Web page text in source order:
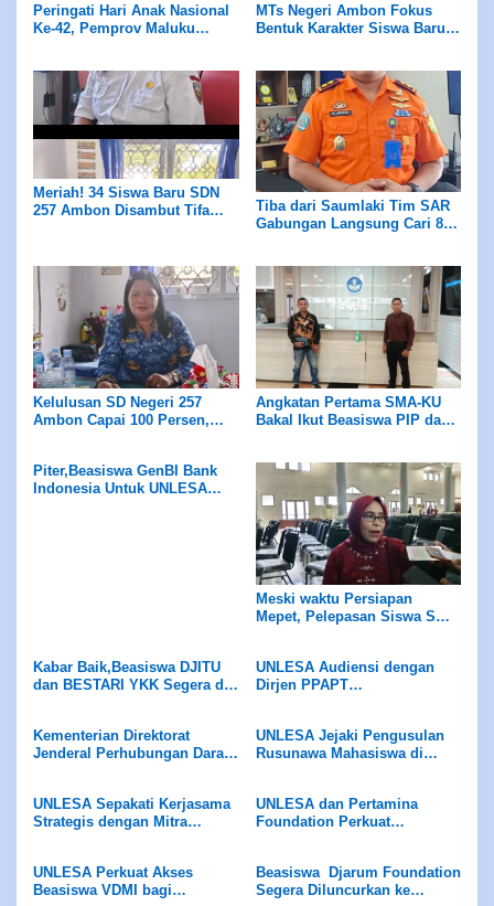
Peringati Hari Anak Nasional
Ke-42, Pemprov Maluku
MTs Negeri Ambon Fokus
Bentuk Karakter Siswa Baru
Meriah! 34 Siswa Baru SDN
257 Ambon Disambut Tifa
Tiba dari Saumlaki Tim SAR
Gabungan Langsung Cari 8
Kelulusan SD Negeri 257
Ambon Capai 100 Persen,
Angkatan Pertama SMA-KU
Bakal Ikut Beasiswa PIP dan
Piter,Beasiswa GenBI Bank
Indonesia Untuk UNLESA
Meski waktu Persiapan
Mepet, Pelepasan Siswa SMA
Kabar Baik,Beasiswa DJITU
dan BESTARI YKK Segera di
UNLESA Audiensi dengan
Dirjen PPAPT
Kuliah
Kementerian Direktorat
Jenderal Perhubungan Darat,
Bantuan Bus Kampus
Mahasiswa UNLESA
UNLESA Jejaki Pengusulan
Rusunawa Mahasiswa di
UNLESA Sepakati Kerjasama
Strategis dengan Mitra
UNLESA dan Pertamina
Foundation Perkuat
Dan Beasiswa PF SMA bagi
SMA-KU
UNLESA Perkuat Akses
Beasiswa VDMI bagi
Beasiswa Djarum Foundation
Segera Diluncurkan ke